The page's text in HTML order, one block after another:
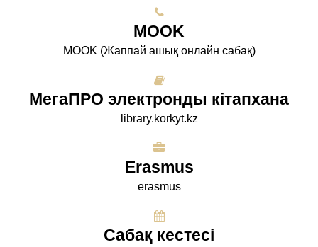
МООK
МООK (Жаппай ашық онлайн сабақ)
МегаПРО электронды кітапхана
library.korkyt.kz
Erasmus
erasmus
Сабақ кестесі